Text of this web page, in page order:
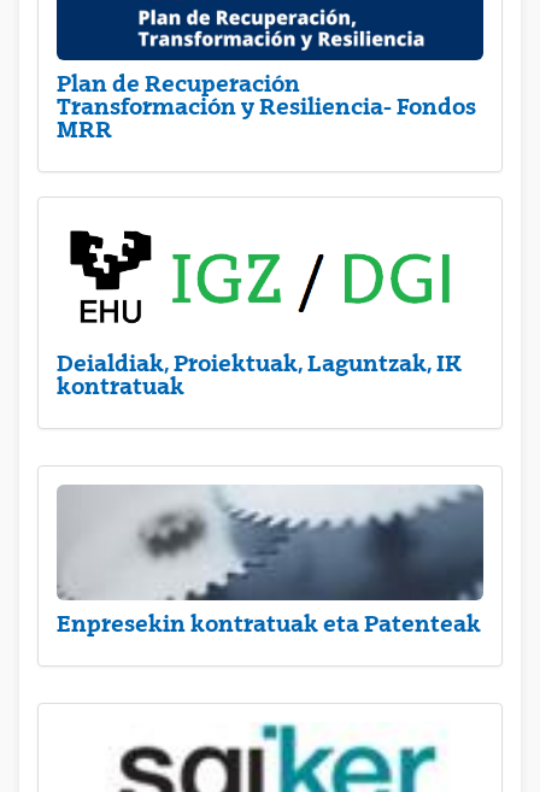
Plan de Recuperación
Transformación y Resiliencia- Fondos
MRR
Deialdiak, Proiektuak, Laguntzak, IK
kontratuak
Enpresekin kontratuak eta Patenteak